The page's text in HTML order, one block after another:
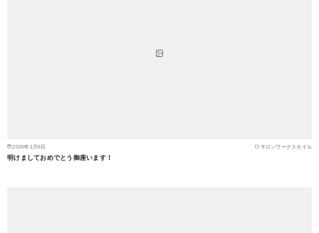
2020年1月6日 サロンワークスタイル
明けましておめでとう御座います！